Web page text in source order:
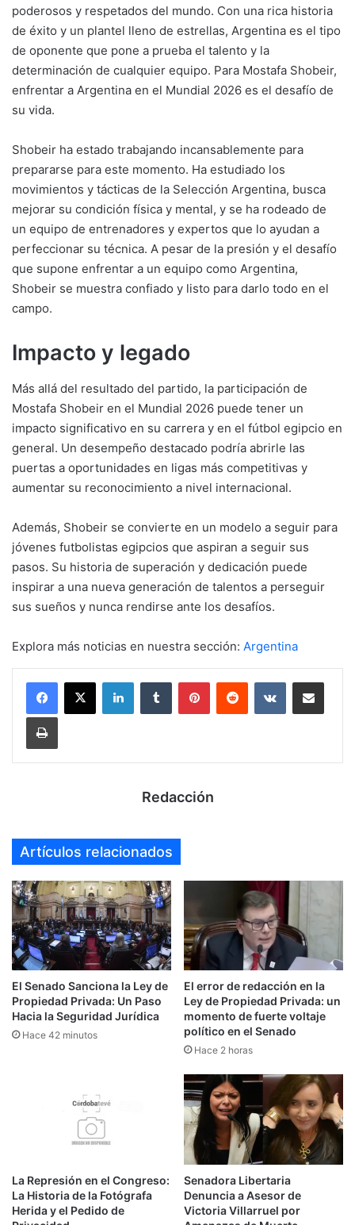
poderosos y respetados del mundo. Con una rica historia
de éxito y un plantel lleno de estrellas, Argentina es el tipo
de oponente que pone a prueba el talento y la
determinación de cualquier equipo. Para Mostafa Shobeir,
enfrentar a Argentina en el Mundial 2026 es el desafío de
su vida.
Shobeir ha estado trabajando incansablemente para
prepararse para este momento. Ha estudiado los
movimientos y tácticas de la Selección Argentina, busca
mejorar su condición física y mental, y se ha rodeado de
un equipo de entrenadores y expertos que lo ayudan a
perfeccionar su técnica. A pesar de la presión y el desafío
que supone enfrentar a un equipo como Argentina,
Shobeir se muestra confiado y listo para darlo todo en el
campo.
Impacto y legado
Más allá del resultado del partido, la participación de
Mostafa Shobeir en el Mundial 2026 puede tener un
impacto significativo en su carrera y en el fútbol egipcio en
general. Un desempeño destacado podría abrirle las
puertas a oportunidades en ligas más competitivas y
aumentar su reconocimiento a nivel internacional.
Además, Shobeir se convierte en un modelo a seguir para
jóvenes futbolistas egipcios que aspiran a seguir sus
pasos. Su historia de superación y dedicación puede
inspirar a una nueva generación de talentos a perseguir
sus sueños y nunca rendirse ante los desafíos.
Explora más noticias en nuestra sección: Argentina
LinkedInTumblr PinterestReddit VKontakteCompartir por mail
Imprimir
Redacción
Artículos relacionados
El Senado Sanciona la Ley de
Propiedad Privada: Un Paso
Hacia la Seguridad Jurídica
Hace 42 minutos
El error de redacción en la
Ley de Propiedad Privada: un
momento de fuerte voltaje
político en el Senado
Hace 2 horas
La Represión en el Congreso:
La Historia de la Fotógrafa
Herida y el Pedido de
Senadora Libertaria
Denuncia a Asesor de
Victoria Villarruel por